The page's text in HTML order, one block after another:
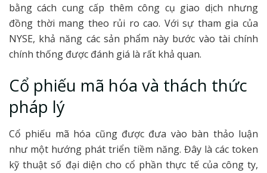
bằng cách cung cấp thêm công cụ giao dịch nhưng
đồng thời mang theo rủi ro cao. Với sự tham gia của
NYSE, khả năng các sản phẩm này bước vào tài chính
chính thống được đánh giá là rất khả quan.
Cổ phiếu mã hóa và thách thức
pháp lý
Cổ phiếu mã hóa cũng được đưa vào bàn thảo luận
như một hướng phát triển tiềm năng. Đây là các token
kỹ thuật số đại diện cho cổ phần thực tế của công ty,